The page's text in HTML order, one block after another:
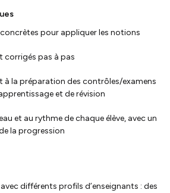
pour appliquer les notions
corrigés pas à pas
la préparation des contrôles/examens
et de révision
et au rythme de chaque élève, avec un
la progression
différents profils d’enseignants : des